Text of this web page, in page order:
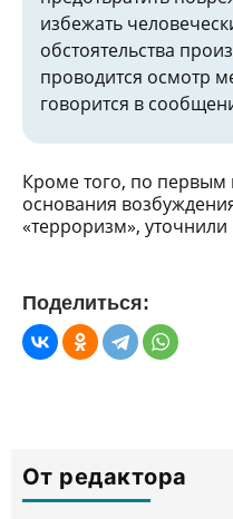
избежать
обстоятельства
проводится осмотр
говорится в
Кроме того, по первым
основания
«терроризм», уточнили
Поделиться:
От редактора